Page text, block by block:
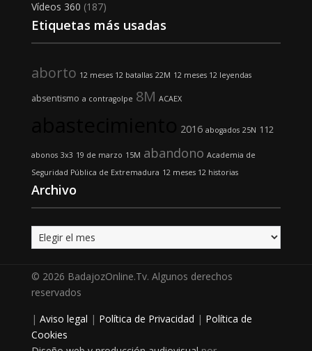
Vídeos 360 (187)
Etiquetas más usadas
aborto 12 meses 12 batallas 22M 12 meses 12 leyendas
absentismo a contragolpe 8M ACAEX
2016 abogados 25N 112
abonos 3x3 19 de marzo 15M abandono Academia de
Seguridad Pública de Extremadura 12 meses 12 historias
Archivo
Archivo
© 2026 BadajozOnline.Tv. Algunos derechos
reservados
| Aviso legal | Política de Privacidad | Política de
Cookies